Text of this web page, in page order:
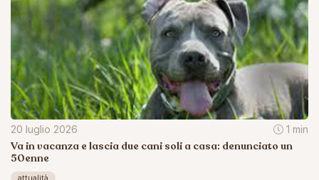
20 luglio 2026 1 min
Va in vacanza e lascia due cani soli a casa: denunciato un
50enne